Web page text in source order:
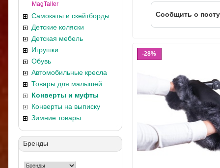
MagTaller
Самокаты и скейтборды
Детские коляски
Детская мебель
Игрушки
Обувь
Автомобильные кресла
Товары для малышей
Конверты и муфты
Конверты на выписку
Зимние товары
Бренды
Cообщить о
28%